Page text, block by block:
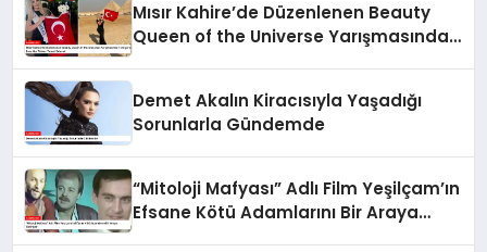
Mısır Kahire’de Düzenlenen Beauty
Queen of the Universe Yarışmasında
Demet Akalın Kiracısıyla Yaşadığı
Sorunlarla Gündemde
“Mitoloji Mafyası” Adlı Film Yeşilçam’ın
Efsane Kötü Adamlarını Bir Araya